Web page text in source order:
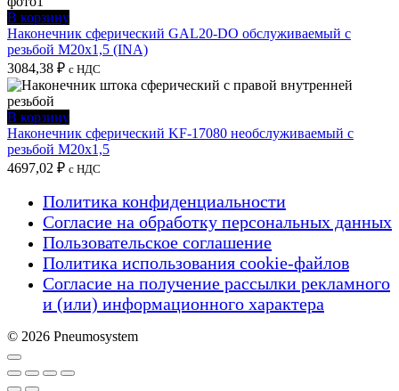
В корзину
Наконечник сферический GAL20-DO обслуживаемый с
резьбой M20x1,5 (INA)
3084,38 ₽ с НДС
В корзину
Наконечник сферический KF-17080 необслуживаемый с
резьбой M20x1,5
4697,02 ₽ с НДС
Политика конфиденциальности
Согласие на обработку персональных данных
Пользовательское соглашение
Политика использования cookie-файлов
Согласие на получение рассылки рекламного
и (или) информационного характера
© 2026 Pneumosystem